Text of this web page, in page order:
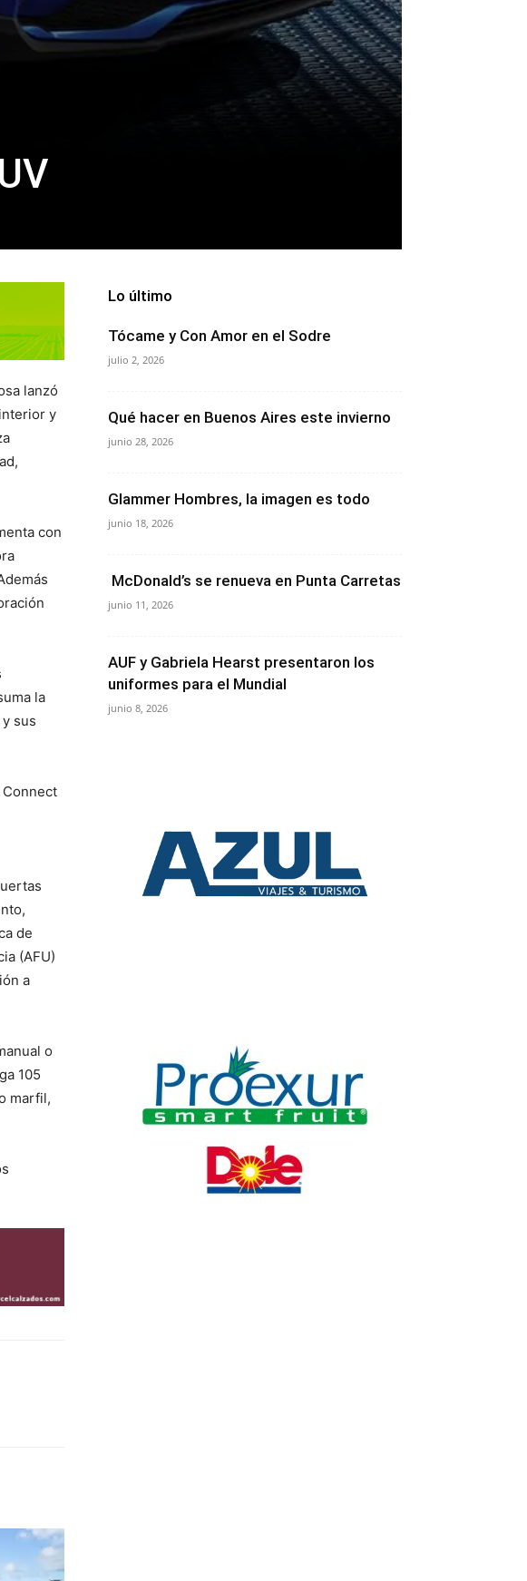
lanzó
y
con
la
sus
de
(AFU)
a
o
105
marfil,
Lo último
Tócame y Con Amor en el Sodre
julio 2, 2026
Qué hacer en Buenos Aires este invierno
junio 28, 2026
Glammer Hombres, la imagen es todo
junio 18, 2026
McDonald’s se renueva en Punta Carretas
junio 11, 2026
AUF y Gabriela Hearst presentaron los
uniformes para el Mundial
junio 8, 2026